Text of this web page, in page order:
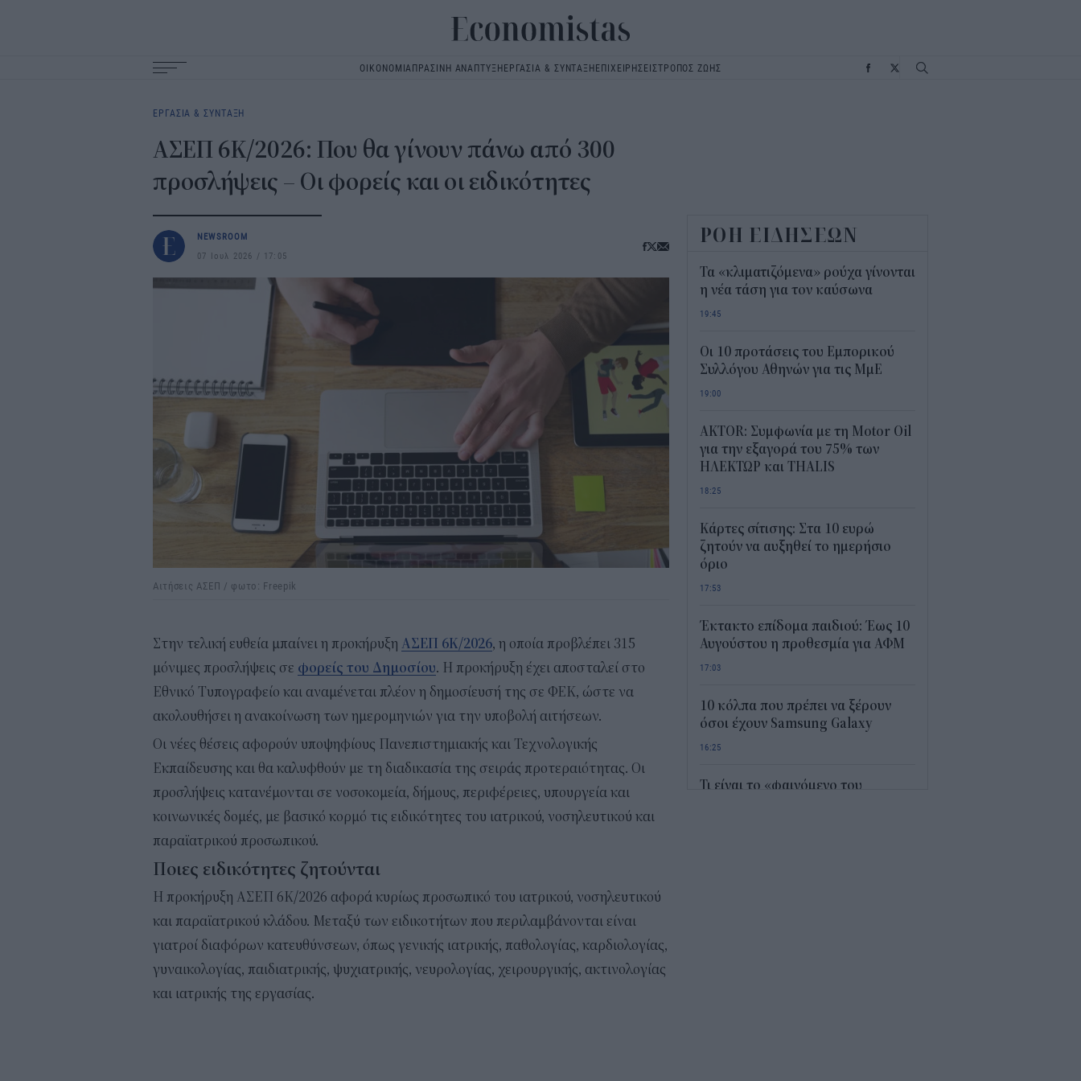
ΟΙΚΟΝΟΜΙΑΠΡΑΣΙΝΗ ΑΝΑΠΤΥΞΗΕΡΓΑΣΙΑ & ΣΥΝΤΑΞΗΕΠΙΧΕΙΡΗΣΕΙΣΤΡΟΠΟΣ ΖΩΗΣ
navigation
ΕΡΓΑΣΙΑ & ΣΥΝΤΑΞΗ
ΑΣΕΠ 6Κ/2026: Που θα γίνουν πάνω από 300
προσλήψεις – Οι φορείς και οι ειδικότητες
NEWSROOM
07 Ιουλ 2026
17:05
Αιτήσεις ΑΣΕΠ / φωτο: Freepik
Στην τελική ευθεία μπαίνει η προκήρυξη ΑΣΕΠ 6Κ/2026, η οποία προβλέπει 315
μόνιμες προσλήψεις σε φορείς του Δημοσίου. Η προκήρυξη έχει αποσταλεί στο
Εθνικό Τυπογραφείο και αναμένεται πλέον η δημοσίευσή της σε ΦΕΚ, ώστε να
ακολουθήσει η ανακοίνωση των ημερομηνιών για την υποβολή αιτήσεων.
Οι νέες θέσεις αφορούν υποψηφίους Πανεπιστημιακής και Τεχνολογικής
Εκπαίδευσης και θα καλυφθούν με τη διαδικασία της σειράς προτεραιότητας. Οι
προσλήψεις κατανέμονται σε νοσοκομεία, δήμους, περιφέρειες, υπουργεία και
κοινωνικές δομές, με βασικό κορμό τις ειδικότητες του ιατρικού, νοσηλευτικού και
παραϊατρικού προσωπικού.
Ποιες ειδικότητες ζητούνται
Η προκήρυξη ΑΣΕΠ 6Κ/2026 αφορά κυρίως προσωπικό του ιατρικού, νοσηλευτικού
και παραϊατρικού κλάδου. Μεταξύ των ειδικοτήτων που περιλαμβάνονται είναι
γιατροί διαφόρων κατευθύνσεων, όπως γενικής ιατρικής, παθολογίας, καρδιολογίας,
γυναικολογίας, παιδιατρικής, ψυχιατρικής, νευρολογίας, χειρουργικής, ακτινολογίας
και ιατρικής της εργασίας.
ΡΟΗ ΕΙΔΗΣΕΩΝ
Τα «κλιματιζόμενα» ρούχα γίνονται
η νέα τάση για τον καύσωνα
19:45
Οι 10 προτάσεις του Εμπορικού
Συλλόγου Αθηνών για τις ΜμΕ
19:00
AKTOR: Συμφωνία με τη Motor Oil
για την εξαγορά του 75% των
ΗΛΕΚΤΩΡ και THALIS
18:25
Κάρτες σίτισης: Στα 10 ευρώ
ζητούν να αυξηθεί το ημερήσιο
όριο
17:53
Έκτακτο επίδομα παιδιού: Έως 10
Αυγούστου η προθεσμία για ΑΦΜ
17:03
10 κόλπα που πρέπει να ξέρουν
όσοι έχουν Samsung Galaxy
16:25
Τι είναι το «φαινόμενο του